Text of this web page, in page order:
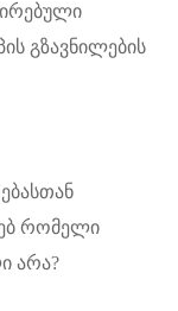
გზავნილების
რომელი
არა?